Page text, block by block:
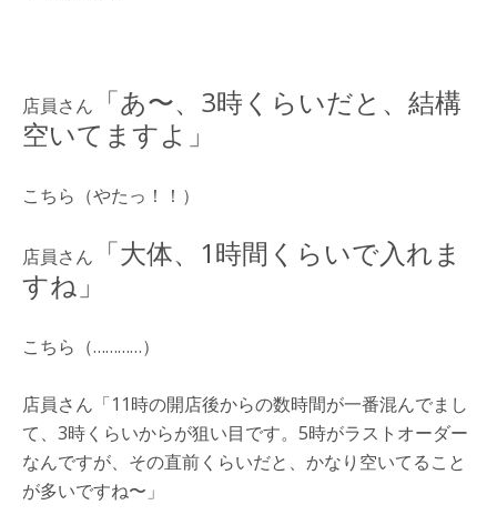
店員さん
「あ〜、3時くらいだと、結構
空いてますよ」
こちら（やたっ！！）
店員さん
「大体、1時間くらいで入れま
すね」
こちら（…………）
店員さん「11時の開店後からの数時間が一番混んでまし
て、3時くらいからが狙い目です。5時がラストオーダー
なんですが、その直前くらいだと、かなり空いてること
が多いですね〜」